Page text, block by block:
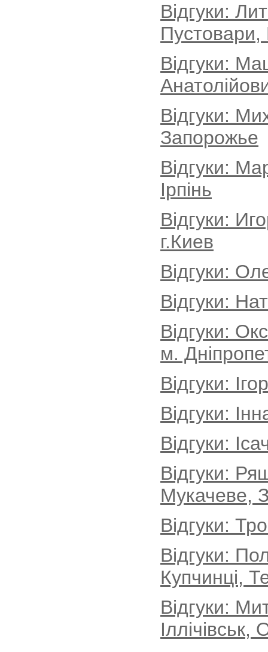
Відгуки:
Пустовари,
Відгуки:
Відгуки:
Запорожье
Відгуки:
Ірпінь
Відгуки:
г.Киев
Відгуки:
Відгуки:
Відгуки:
м.
Відгуки:
Відгуки:
Відгуки:
Відгуки:
Мукачеве,
Відгуки:
Відгуки:
Купчинці,
Відгуки: